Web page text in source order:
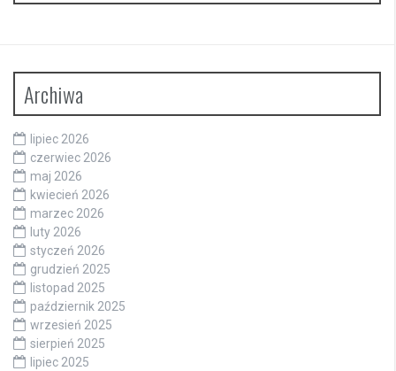
Archiwa
lipiec 2026
czerwiec 2026
maj 2026
kwiecień 2026
marzec 2026
luty 2026
styczeń 2026
grudzień 2025
listopad 2025
październik 2025
wrzesień 2025
sierpień 2025
lipiec 2025